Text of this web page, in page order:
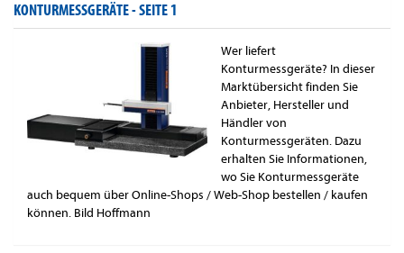
KONTURMESSGERÄTE -SEITE 1
Wer liefert
Konturmessgeräte? In dieser
Marktübersicht finden Sie
Anbieter, Hersteller und
Händler von
Konturmessgeräten. Dazu
erhalten Sie Informationen,
wo Sie Konturmessgeräte
auch bequem über Online-Shops / Web-Shop bestellen / kaufen
können. Bild Hoffmann